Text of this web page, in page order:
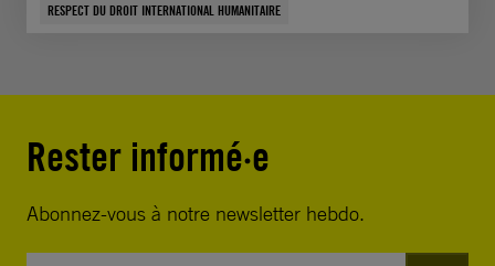
RESPECT DU DROIT INTERNATIONAL HUMANITAIRE
Rester informé·e
Abonnez-vous à notre newsletter hebdo.